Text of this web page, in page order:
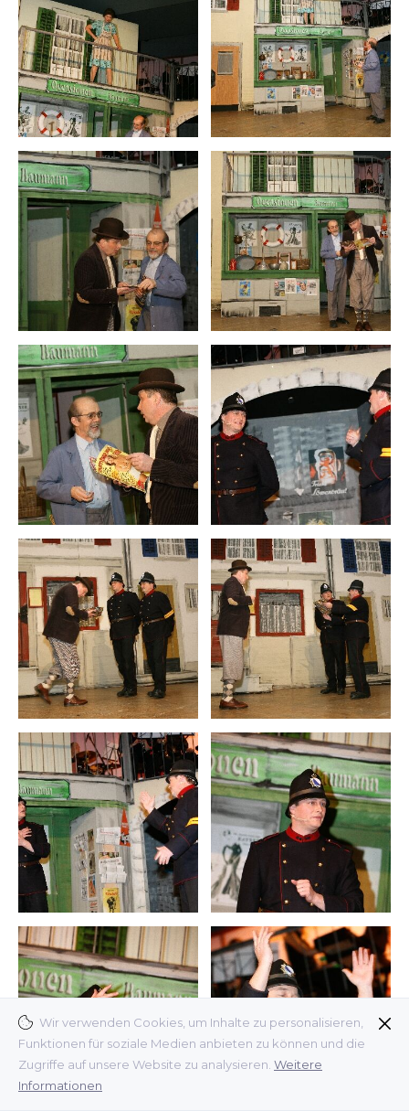
Wir verwenden Cookies, um Inhalte zu personalisieren,
Funktionen für soziale Medien anbieten zu können und die
Zugriffe auf unsere Website zu analysieren. Weitere
Informationen